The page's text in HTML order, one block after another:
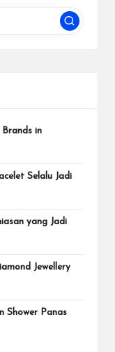
Brands in
Selalu Jadi
yang Jadi
Jewellery
Shower Panas